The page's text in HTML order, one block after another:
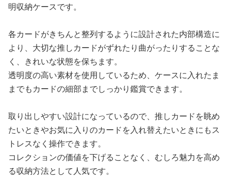
明収納ケースです。
各カードがきちんと整列するように設計された内部構造に
より、大切な推しカードがずれたり曲がったりすることな
く、きれいな状態を保ちます。
透明度の高い素材を使用しているため、ケースに入れたま
までもカードの細部までしっかり鑑賞できます。
取り出しやすい設計になっているので、推しカードを眺め
たいときやお気に入りのカードを入れ替えたいときにもス
トレスなく操作できます。
コレクションの価値を下げることなく、むしろ魅力を高め
る収納方法として人気です。